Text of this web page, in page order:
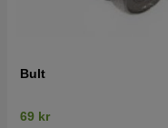
Bult
69 kr